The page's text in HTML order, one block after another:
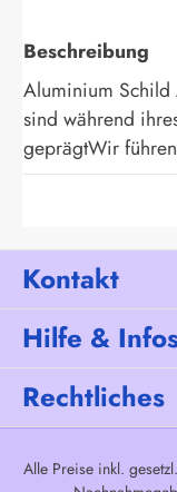
Beschreibung
Aluminium Schild
sind während
geprägtWir
Kontakt
Hilfe &
Rechtliches
Alle Preise inkl.